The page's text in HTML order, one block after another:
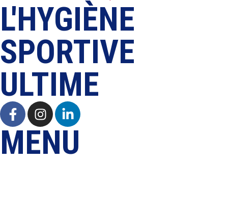
L'HYGIÈNE
SPORTIVE
ULTIME
MENU